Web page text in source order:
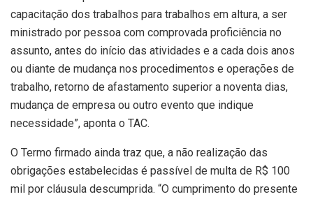
capacitação dos trabalhos para trabalhos em altura, a ser
ministrado por pessoa com comprovada proficiência no
assunto, antes do início das atividades e a cada dois anos
ou diante de mudança nos procedimentos e operações de
trabalho, retorno de afastamento superior a noventa dias,
mudança de empresa ou outro evento que indique
necessidade”, aponta o TAC.
O Termo firmado ainda traz que, a não realização das
obrigações estabelecidas é passível de multa de R$ 100
mil por cláusula descumprida. “O cumprimento do presente